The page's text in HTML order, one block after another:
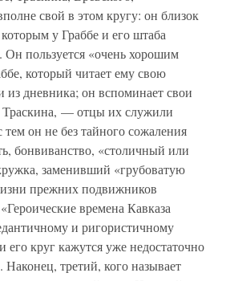
свой в этом кругу: он близок
у Граббе и его штаба
пользуется «очень хорошим
который читает ему свою
из дневника; он вспоминает свои
Траскина, — отцы их служили
он не без тайного сожаления
бонвиванство, «столичный или
заменивший «грубоватую
прежних подвижников
времена Кавказа
и ригористичному
его круг кажутся уже недостаточно
третий, кого называет